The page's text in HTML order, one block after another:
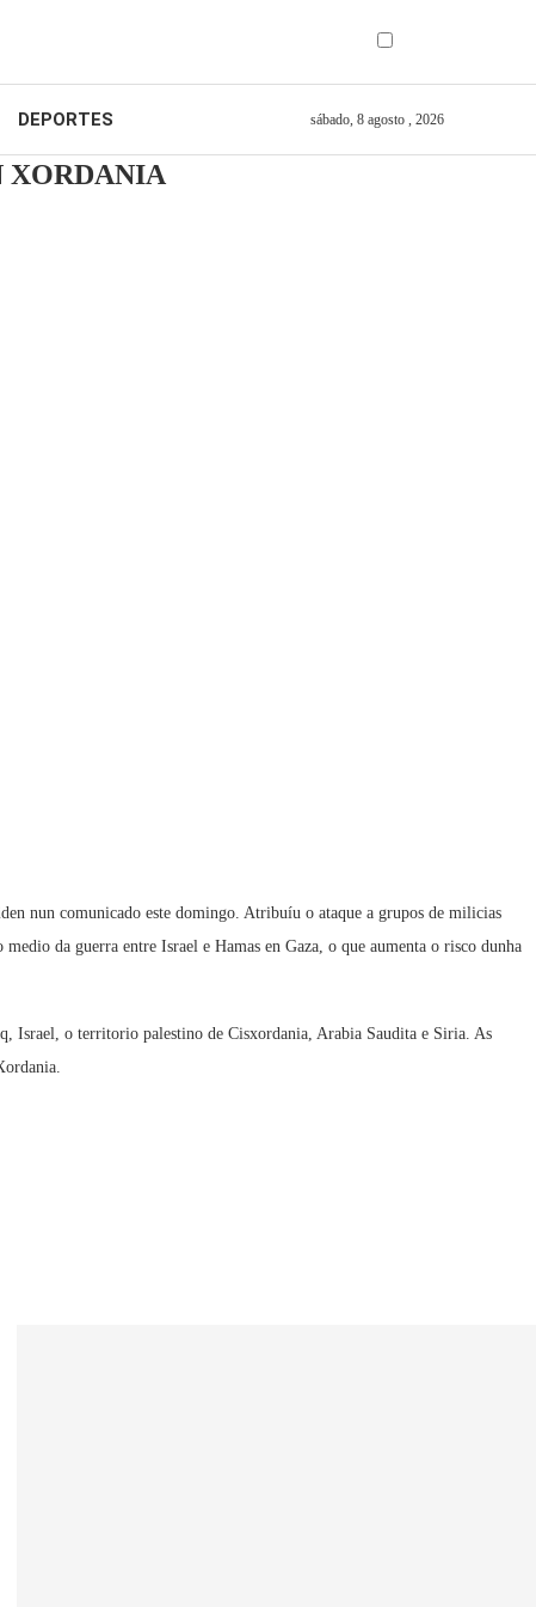
DEPORTES sábado, 8 agosto , 2026
XORDANIA
nun comunicado este domingo. Atribuíu o ataque a grupos de milicias
da guerra entre Israel e Hamas en Gaza, o que aumenta o risco dunha
Israel, o territorio palestino de Cisxordania, Arabia Saudita e Siria. As